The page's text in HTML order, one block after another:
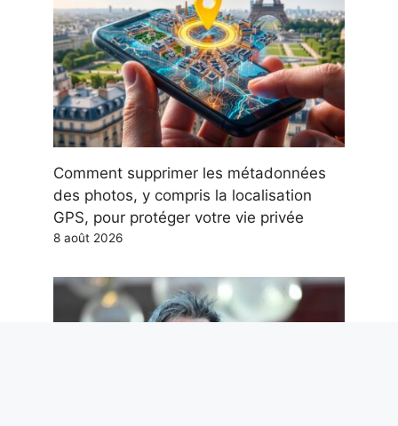
Comment supprimer les métadonnées
des photos, y compris la localisation
GPS, pour protéger votre vie privée
8 août 2026